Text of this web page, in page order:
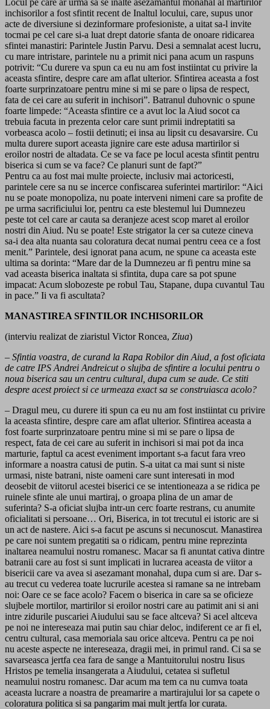
inchisorilor a fost sfintit recent de Inaltul locului, care, supus unor
acte de diversiune si dezinformare profesioniste, a uitat sa-l invite
tocmai pe cel care si-a luat drept datorie sfanta de onoare ridicarea
sfintei manastiri: Parintele Justin Parvu. Desi a semnalat acest lucru,
cu mare intristare, parintele nu a primit nici pana acum un raspuns
potrivit: “Cu durere va spun ca eu nu am fost instiintat cu privire la
aceasta sfintire, despre care am aflat ulterior. Sfintirea aceasta a fost
foarte surprinzatoare pentru mine si mi se pare o lipsa de respect,
fata de cei care au suferit in inchisori”. Batranul duhovnic o spune
foarte limpede: “Aceasta sfintire ce a avut loc la Aiud socot ca
trebuia facuta in prezenta celor care sunt primii indreptatiti sa
vorbeasca acolo – fostii detinuti; ei insa au lipsit cu desavarsire. Cu
multa durere suport aceasta jignire care este adusa martirilor si
eroilor nostri de altadata. Ce se va face pe locul acesta sfintit pentru
biserica si cum se va face? Ce planuri sunt de fapt?”
Pentru ca au fost mai multe proiecte, inclusiv mai actoricesti,
parintele cere sa nu se incerce confiscarea suferintei martirilor: “Aici
nu se poate monopoliza, nu poate interveni nimeni care sa profite de
pe urma sacrificiului lor, pentru ca este blestemul lui Dumnezeu
peste tot cel care ar cauta sa deranjeze acest scop maret al eroilor
nostri din Aiud. Nu se poate! Este strigator la cer sa cuteze cineva
sa-i dea alta nuanta sau coloratura decat numai pentru ceea ce a fost
menit.” Parintele, desi ignorat pana acum, ne spune ca aceasta este
ultima sa dorinta: “Mare dar de la Dumnezeu ar fi pentru mine sa
vad aceasta biserica inaltata si sfintita, dupa care sa pot spune
impacat: Acum slobozeste pe robul Tau, Stapane, dupa cuvantul Tau
in pace.” Ii va fi ascultata?
MANASTIREA SFINTILOR INCHISORILOR
(interviu realizat de ziaristul Victor Roncea, Ziua)
– Sfintia voastra, de curand la Rapa Robilor din Aiud, a fost oficiata
de catre IPS Andrei Andreicut o slujba de sfintire a locului pentru o
noua biserica sau un centru cultural, dupa cum se aude. Ce stiti
despre acest proiect si ce urmeaza exact sa se construiasca acolo?
– Dragul meu, cu durere iti spun ca eu nu am fost instiintat cu privire
la aceasta sfintire, despre care am aflat ulterior. Sfintirea aceasta a
fost foarte surprinzatoare pentru mine si mi se pare o lipsa de
respect, fata de cei care au suferit in inchisori si mai pot da inca
marturie, faptul ca acest eveniment important s-a facut fara vreo
informare a noastra catusi de putin. S-a uitat ca mai sunt si niste
urmasi, niste batrani, niste oameni care sunt interesati in mod
deosebit de viitorul acestei biserici ce se intentioneaza a se ridica pe
ruinele sfinte ale unui martiraj, o groapa plina de un amar de
suferinta? S-a oficiat slujba intr-un cerc foarte restrans, cu anumite
oficialitati si persoane… Ori, Biserica, in tot trecutul ei istoric are si
un act de nastere. Aici s-a facut pe ascuns si necunoscut. Manastirea
pe care noi suntem pregatiti sa o ridicam, pentru mine reprezinta
inaltarea neamului nostru romanesc. Macar sa fi anuntat cativa dintre
batranii care au fost si sunt implicati in lucrarea aceasta de viitor a
bisericii care va avea si asezamant monahal, dupa cum si are. Dar s-
au trecut cu vederea toate lucrurile acestea si ramane sa ne intrebam
noi: Oare ce se face acolo? Facem o biserica in care sa se oficieze
slujbele mortilor, martirilor si eroilor nostri care au patimit ani si ani
intre zidurile puscariei Aiudului sau se face altceva? Si acel altceva
pe noi ne intereseaza mai putin sau chiar deloc, indiferent ce ar fi el,
centru cultural, casa memoriala sau orice altceva. Pentru ca pe noi
nu aceste aspecte ne intereseaza, dragii mei, in primul rand. Ci sa se
savarseasca jertfa cea fara de sange a Mantuitorului nostru Iisus
Hristos pe temelia insangerata a Aiudului, cetatea si sufletul
neamului nostru romanesc. Dar acum ma tem ca nu cumva toata
aceasta lucrare a noastra de preamarire a martirajului lor sa capete o
coloratura politica si sa pangarim mai mult jertfa lor curata.